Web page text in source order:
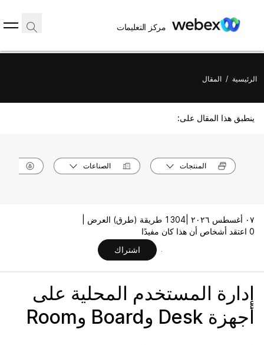
مركز التعليمات
الرئيسية / المقال
ينطبق هذا المقال على:
المنتجات الصناعات
٠٧ أغسطس ٢٠٢٦ |
1304 طريقة (طرق) العرض |
0 اعتقد أشخاص أن هذا كان مفيدًا
اشتراك
إدارة المستخدم المحلية على
أجهزة Desk وBoard وRoom